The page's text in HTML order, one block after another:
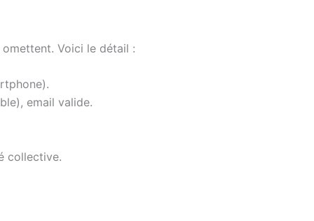
Voici le détail :
email valide.
collective.